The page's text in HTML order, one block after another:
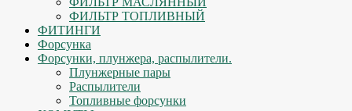
ФИЛЬТР ТОПЛИВНЫЙ
ФИТИНГИ
Форсунка
Форсунки, плунжера, распылители.
Плунжерные пары
Распылители
Топливные форсунки